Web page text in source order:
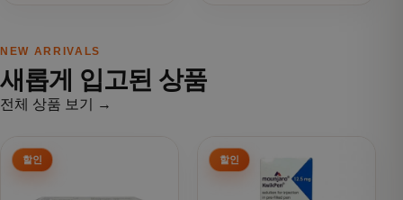
NEW ARRIVALS
새롭게 입고된 상품
전체 상품 보기 →
여러 상품 옵션이 이 상품에 있습니다. 상품 페이지에서 옵션